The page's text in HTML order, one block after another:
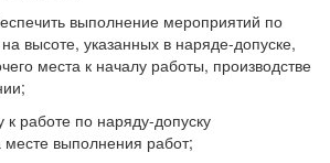
выполнение мероприятий по
высоте, указанных в наряде-допуске,
места к началу работы, производстве
к работе по наряду-допуску
месте выполнения работ;